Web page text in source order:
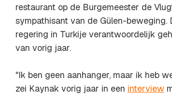
restaurant op de Burgemeester de
sympathisant van de Gülen-
regering in Turkije verantwoordelijk
van vorig jaar.
"Ik ben geen aanhanger, maar ik heb
zei Kaynak vorig jaar in een interview